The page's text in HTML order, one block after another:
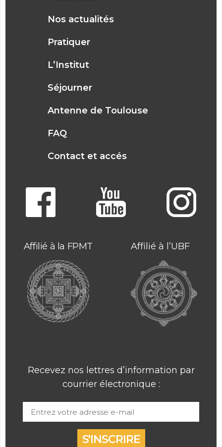
Nos actualités
Pratiquer
L’Institut
Séjourner
Antenne de Toulouse
FAQ
Contact et accés
Affilié à la FPMT Affilié à l’UBF
Recevez nos lettres d’information par
courrier électronique :
S'INSCRIRE